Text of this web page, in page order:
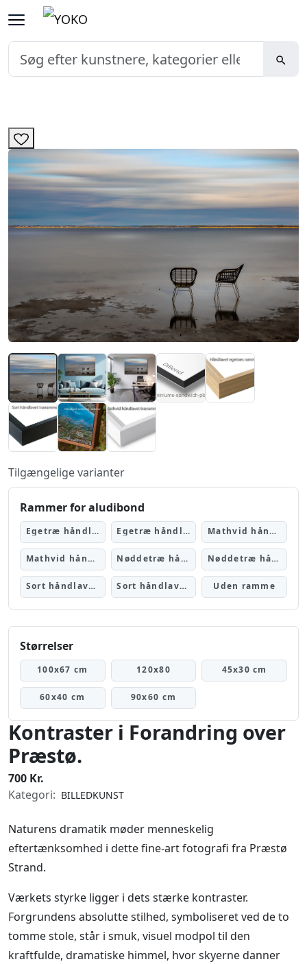
Tilgængelige varianter
Rammer for aludibond
Egetræ håndlavet træramme på 120x80 cm og 150x100 cm Egetræ håndlavet træramme på 90x60 cm og 100x67 cm Mathvid håndlavet træramme på 120x80 cm og 150x100 cm
Mathvid håndlavet træramme på 90x60 cm og 100x67 cm Nøddetræ håndlavet træramme på 120x80 cm og 150x100 cm Nøddetræ håndlavet træramme på 90x60 cm og 100x67 cm
Sort håndlavet træramme på 120x80 cm og 150x100 cm Sort håndlavet træramme på 90x60 cm og 100x67 cm Uden ramme
Størrelser
100x67 cm 120x80 45x30 cm
60x40 cm 90x60 cm
Kontraster i Forandring over
Præstø.
700 Kr.
Kategori: BILLEDKUNST
Naturens dramatik møder menneskelig
eftertænksomhed i dette fine-art fotografi fra Præstø
Strand.
Værkets styrke ligger i dets stærke kontraster.
Forgrundens absolutte stilhed, symboliseret ved de to
tomme stole, står i smuk, visuel modpol til den
kraftfulde, dramatiske himmel, hvor skyerne danner